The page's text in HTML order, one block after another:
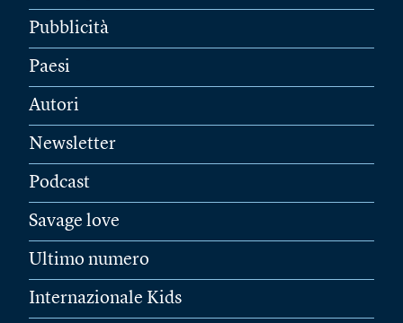
Pubblicità
Paesi
Autori
Newsletter
Podcast
Savage love
Ultimo numero
Internazionale Kids